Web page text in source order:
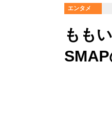
エンタメ
もも